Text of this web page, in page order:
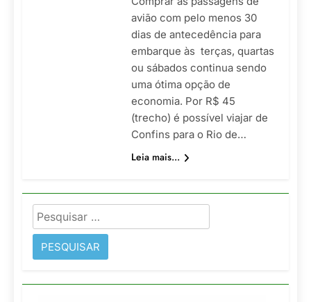
avião com pelo menos 30
dias de antecedência para
embarque às terças, quartas
ou sábados continua sendo
uma ótima opção de
economia. Por R$ 45
(trecho) é possível viajar de
Confins para o Rio de…
Leia mais...
Pesquisar
por: